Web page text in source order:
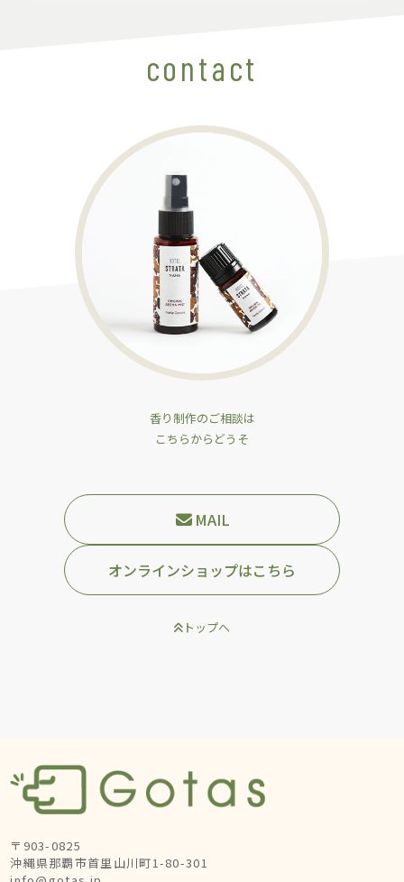
contact
香り制作のご相談は
こちらからどうそ
MAIL
オンラインショップはこちら
トップへ
〒903-0825
沖縄県那覇市首里山川町1-80-301